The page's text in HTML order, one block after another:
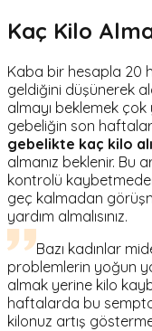
Kaç Kilo
Kaba bir hesapla 20
geldiğini düşünerek
almayı beklemek
gebeliğin son
gebelikte kaç kilo
almanız beklenir. Bu
kontrolü
geç kalmadan
yardım almalısınız.
Bazı kadınlar
problemlerin yoğun
almak yerine kilo
haftalarda bu
kilonuz artış